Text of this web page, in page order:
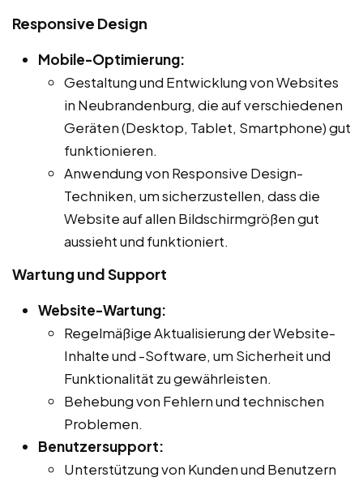
Responsive Design
Mobile-Optimierung:
Gestaltung und Entwicklung von Websites
in Neubrandenburg, die auf verschiedenen
Geräten (Desktop, Tablet, Smartphone) gut
funktionieren.
Anwendung von Responsive Design-
Techniken, um sicherzustellen, dass die
Website auf allen Bildschirmgrößen gut
aussieht und funktioniert.
Wartung und Support
Website-Wartung:
Regelmäßige Aktualisierung der Website-
Inhalte und -Software, um Sicherheit und
Funktionalität zu gewährleisten.
Behebung von Fehlern und technischen
Problemen.
Benutzersupport:
Unterstützung von Kunden und Benutzern